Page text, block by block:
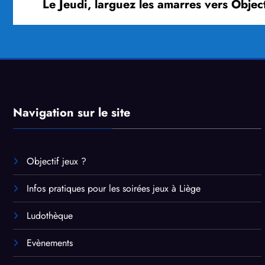
Le Jeudi, larguez les amarres vers
Navigation sur le site
Objectif jeux ?
Infos pratiques pour les soirées jeux à Liège
Ludothèque
Evènements